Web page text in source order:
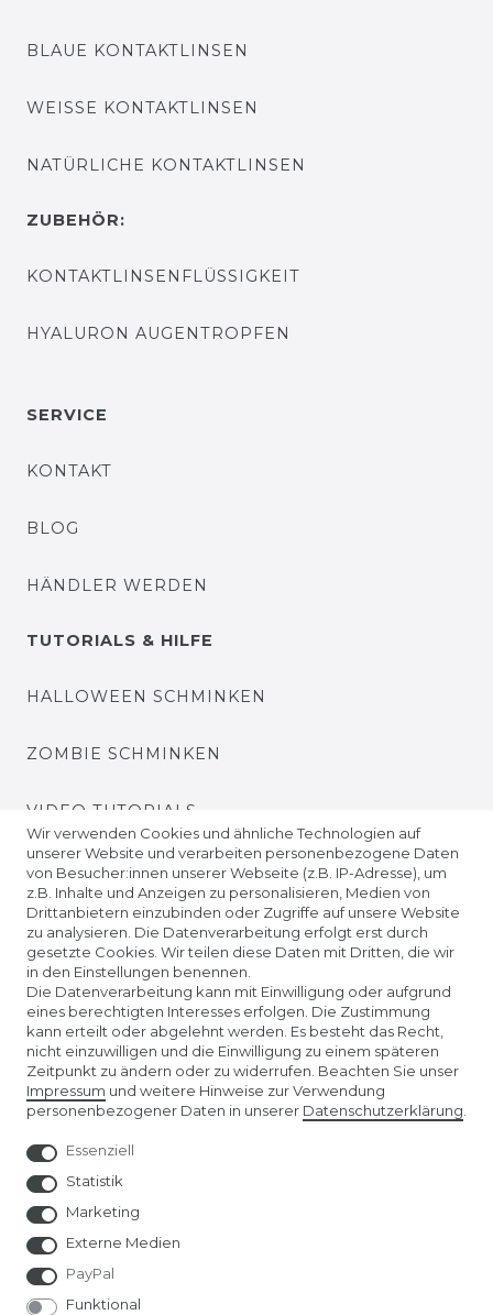
BLAUE KONTAKTLINSEN
WEISSE KONTAKTLINSEN
NATÜRLICHE KONTAKTLINSEN
ZUBEHÖR:
KONTAKTLINSENFLÜSSIGKEIT
HYALURON AUGENTROPFEN
SERVICE
KONTAKT
BLOG
HÄNDLER WERDEN
TUTORIALS & HILFE
HALLOWEEN SCHMINKEN
ZOMBIE SCHMINKEN
VIDEO TUTORIALS
KONTAKTLINSEN EINSETZEN
UNTERNEHMEN
ÜBER UNS
AMAZON STORE
SPIELWARENMESSE NÜRNBERG
Wir verwenden Cookies und ähnliche Technologien auf
unserer Website und verarbeiten personenbezogene Daten
von Besucher:innen unserer Webseite (z.B. IP-Adresse), um
z.B. Inhalte und Anzeigen zu personalisieren, Medien von
Drittanbietern einzubinden oder Zugriffe auf unsere Website
zu analysieren. Die Datenverarbeitung erfolgt erst durch
gesetzte Cookies. Wir teilen diese Daten mit Dritten, die wir
in den Einstellungen benennen.
Die Datenverarbeitung kann mit Einwilligung oder aufgrund
eines berechtigten Interesses erfolgen. Die Zustimmung
kann erteilt oder abgelehnt werden. Es besteht das Recht,
nicht einzuwilligen und die Einwilligung zu einem späteren
Zeitpunkt zu ändern oder zu widerrufen. Beachten Sie unser
Impressum und weitere Hinweise zur Verwendung
personenbezogener Daten in unserer Daten­schutz­erklärung
Essenziell
Statistik
Marketing
Externe Medien
PayPal
Funktional